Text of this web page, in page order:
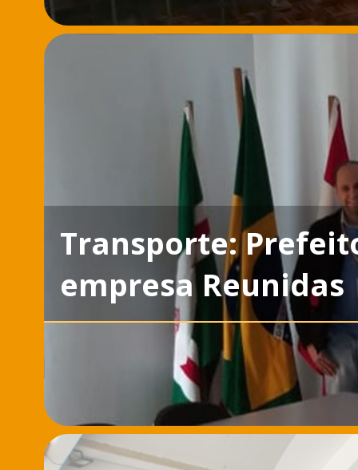
Transporte:
empresa Reunidas